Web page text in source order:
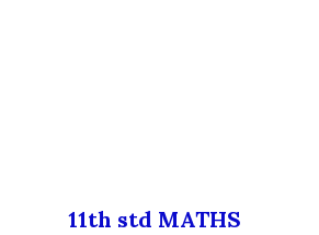
11th std MATHS